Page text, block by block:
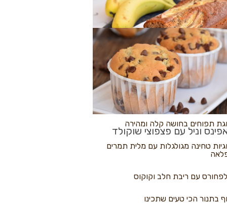
פיצה
בננות
וניל עם פצפוצי שוקולד
נקראים
תפוחים בחושה קלה ומהירה
טחינה מגולגלות עם מלית תמרים
עם ריבת חלב וקוקוס
בתנור הכי טעים שתכינו